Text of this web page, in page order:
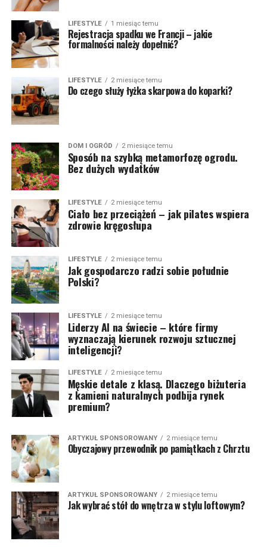
LIFESTYLE 1 miesiąc temu
Rejestracja spadku we Francji – jakie
formalności należy dopełnić?
LIFESTYLE 2 miesiące temu
Do czego służy łyżka skarpowa do koparki?
DOM I OGRÓD 2 miesiące temu
Sposób na szybką metamorfozę ogrodu.
Bez dużych wydatków
LIFESTYLE 2 miesiące temu
Ciało bez przeciążeń – jak pilates wspiera
zdrowie kręgosłupa
LIFESTYLE 2 miesiące temu
Jak gospodarczo radzi sobie południe
Polski?
LIFESTYLE 2 miesiące temu
Liderzy AI na świecie – które firmy
wyznaczają kierunek rozwoju sztucznej
inteligencji?
LIFESTYLE 2 miesiące temu
Męskie detale z klasą. Dlaczego biżuteria
z kamieni naturalnych podbija rynek
premium?
ARTYKUŁ SPONSOROWANY 2 miesiące temu
Obyczajowy przewodnik po pamiątkach z Chrztu
ARTYKUŁ SPONSOROWANY 2 miesiące temu
Jak wybrać stół do wnętrza w stylu loftowym?